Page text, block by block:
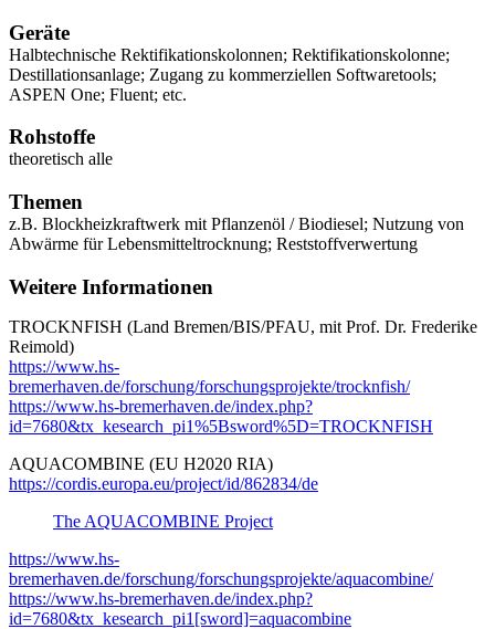
Geräte
Halbtechnische Rektifikationskolonnen; Rektifikationskolonne;
Destillationsanlage; Zugang zu kommerziellen Softwaretools;
ASPEN One; Fluent; etc.
Rohstoffe
theoretisch alle
Themen
z.B. Blockheizkraftwerk mit Pflanzenöl / Biodiesel; Nutzung von
Abwärme für Lebensmitteltrocknung; Reststoffverwertung
Weitere Informationen
TROCKNFISH (Land Bremen/BIS/PFAU, mit Prof. Dr. Frederike
Reimold)
https://www.hs-
bremerhaven.de/forschung/forschungsprojekte/trocknfish/
https://www.hs-bremerhaven.de/index.php?
id=7680&tx_kesearch_pi1%5Bsword%5D=TROCKNFISH
AQUACOMBINE (EU H2020 RIA)
https://cordis.europa.eu/project/id/862834/de
The AQUACOMBINE Project
https://www.hs-
bremerhaven.de/forschung/forschungsprojekte/aquacombine/
https://www.hs-bremerhaven.de/index.php?
id=7680&tx_kesearch_pi1[sword]=aquacombine